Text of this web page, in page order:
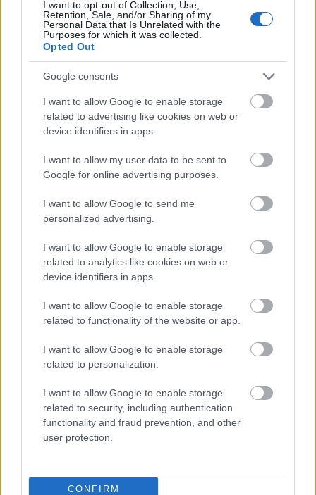
I want to opt-out of Collection, Use,
Retention, Sale, and/or Sharing of my
Personal Data that Is Unrelated with the
Purposes for which it was collected.
Opted Out
Google consents
I want to allow Google to enable storage
related to advertising like cookies on web or
device identifiers in apps.
I want to allow my user data to be sent to
Google for online advertising purposes.
I want to allow Google to send me
personalized advertising.
I want to allow Google to enable storage
related to analytics like cookies on web or
device identifiers in apps.
I want to allow Google to enable storage
related to functionality of the website or app.
I want to allow Google to enable storage
related to personalization.
I want to allow Google to enable storage
related to security, including authentication
functionality and fraud prevention, and other
user protection.
CONFIRM
Mercedes
EQS – zasięg
w elektryku
problemem
operator daje
GB?
(wrzesień
2022)
WedługBrytyjczyków , nowa usługa płatnicza pozwoli
sfinalizować więcej zakupów internetowych, ponieważ
wiele osób nie dokańcza ich. Dlaczego? Klienci
płatnicze oraz ograniczony wybór metod płatności.
Dzięki Revolut Pay płatność będzie możliwa tylko
Sprzedawcy muszą jednak wdrożyć nową metodę
płatności brytyjskiego fintechu. Ma ich do tego skłonić
nie tylko wizja większej sprzedaży (bowiem będzie
koszyk – w końcu samRevolut ma ponad 20 mln
klientówna całym świecie), ale teżniskie opłaty
transakcyjne bez ukrytych lub miesięcznych opłat
sklepy mogą zaoferować im korzyści w postaci